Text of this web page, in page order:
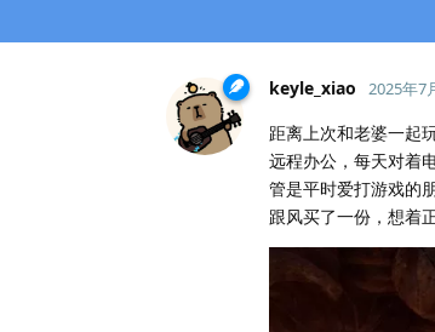
keyle_xiao 2025年7
距离上次和老婆一起
远程办公，每天对着
管是平时爱打游戏的
跟风买了一份，想着